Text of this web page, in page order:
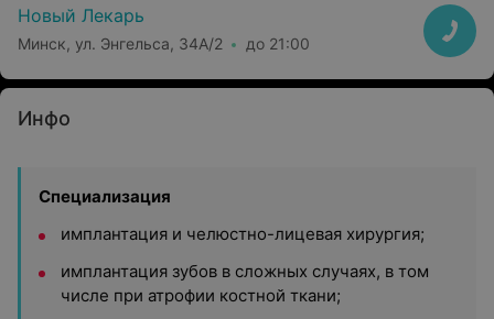
Новый Лекарь
Минск, ул. Энгельса, 34А/2 до 21:00
Инфо
Специализация
имплантация и челюстно-лицевая хирургия;
имплантация зубов в сложных случаях, в том
числе при атрофии костной ткани;